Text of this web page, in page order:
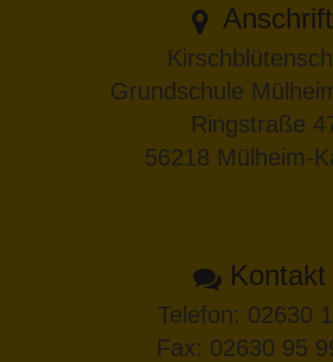
Anschrift
Grundschule
Ringstraße
56218 Mülheim-
Kontakt
Telefon: 02630
Fax: 02630 95